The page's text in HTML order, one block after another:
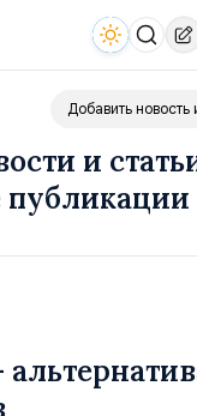
Добавить новость
и
публикации